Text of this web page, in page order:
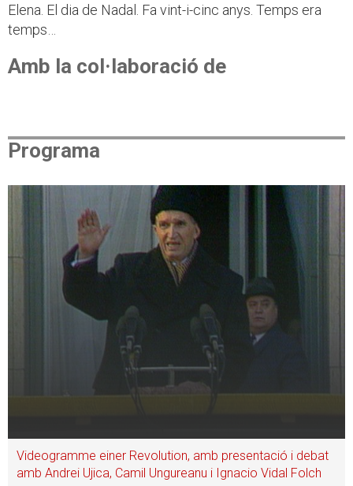
Elena. El dia de Nadal. Fa vint-i-cinc anys. Temps era
temps…
Amb la col·laboració de
Programa
Videogramme einer Revolution, amb presentació i debat
amb Andrei Ujica, Camil Ungureanu i Ignacio Vidal Folch